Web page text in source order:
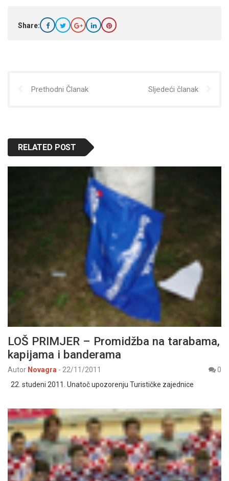
Share:
Prethodni Članak Sljedeći članak
RELATED POST
LOŠ PRIMJER – Promidžba na tarabama,
kapijama i banderama
Autor Novagra - 22/11/2011
0
22. studeni 2011. Unatoč upozorenju Turističke zajednice